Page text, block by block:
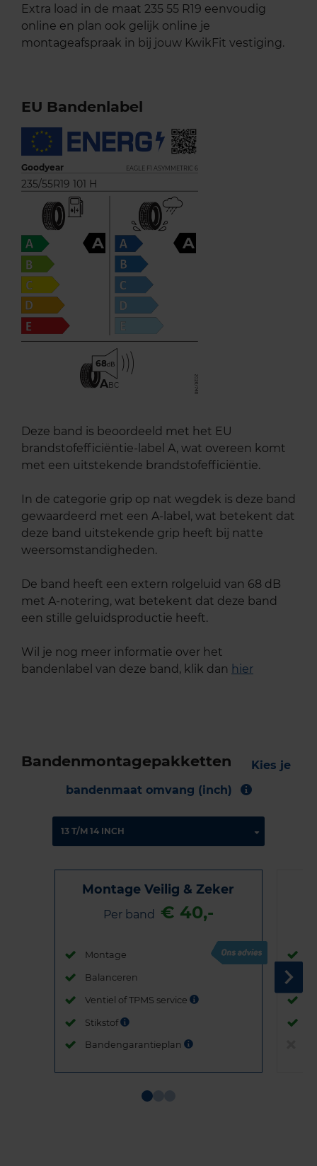
Extra load in de maat 235 55 R19 eenvoudig
online en plan ook gelijk online je
montageafspraak in bij jouw KwikFit vestiging.
EU Bandenlabel
Goodyear EAGLE F1 ASYMMETRIC 6
235/55R19 101 H
A A
68
ABC
Deze band is beoordeeld met het EU
brandstofefficiëntie-label A, wat overeen komt
met een uitstekende brandstofefficiëntie.
In de categorie grip op nat wegdek is deze band
gewaardeerd met een A-label, wat betekent dat
deze band uitstekende grip heeft bij natte
weersomstandigheden.
De band heeft een extern rolgeluid van 68 dB
met A-notering, wat betekent dat deze band
een stille geluidsproductie heeft.
Wil je nog meer informatie over het
bandenlabel van deze band, klik dan hier
Bandenmontagepakketten
Kies je
bandenmaat omvang (inch)
Montage Veilig & Zeker
Per band € 40,-
Montage
Balanceren
Ventiel of TPMS service
Stikstof
Bandengarantieplan